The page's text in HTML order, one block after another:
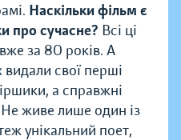
Наскільки фільм є
про сучасне? Всі ці
за 80 років. А
свої перші
а справжні
живе лише один із
унікальний поет,